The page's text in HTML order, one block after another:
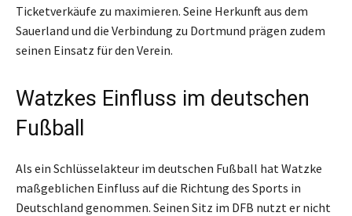
Ticketverkäufe zu maximieren. Seine Herkunft aus dem
Sauerland und die Verbindung zu Dortmund prägen zudem
seinen Einsatz für den Verein.
Watzkes Einfluss im deutschen
Fußball
Als ein Schlüsselakteur im deutschen Fußball hat Watzke
maßgeblichen Einfluss auf die Richtung des Sports in
Deutschland genommen. Seinen Sitz im DFB nutzt er nicht